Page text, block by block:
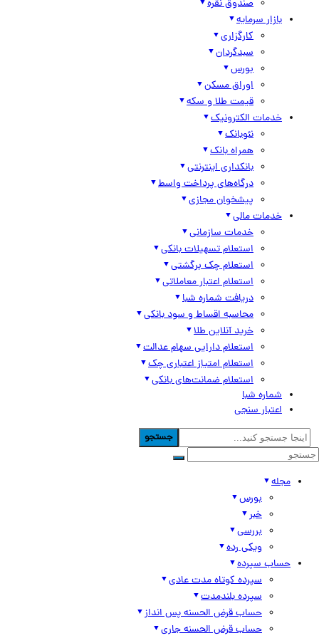
صندوق نقره
بازار سرمایه
کارگزاری
سبدگردان
بورس
اوراق مسکن
قیمت طلا و سکه
خدمات الکترونیک
نئوبانک
همراه بانک
بانکداری اینترنتی
درگاه‌های پرداخت واسط
پیشخوان مجازی
خدمات مالی
خدمات سازمانی
استعلام تسهیلات بانکی
استعلام چک برگشتی
استعلام اعتبار معاملاتی
دریافت شماره شبا
محاسبه اقساط و سود بانکی
خرید آنلاین طلا
استعلام دارایی سهام عدالت
استعلام امتیاز اعتباری چک
استعلام ضمانت‌های بانکی
شماره شبا
اعتبار سنجی
جستجو
مجله
بورس
خبر
بررسی
ویکی رده
حساب سپرده
سپرده کوتاه مدت عادی
سپرده بلندمدت
حساب قرض الحسنه پس انداز
حساب قرض الحسنه جاری